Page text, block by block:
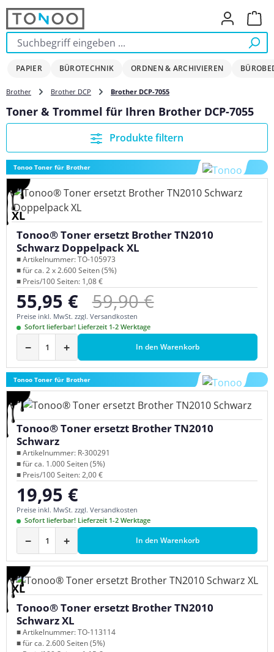
Zum Hauptinhalt springen
PAPIER BÜROTECHNIK ORDNEN & ARCHIVIEREN
Brother Brother DCP Brother DCP-7055
Toner & Trommel für Ihren Brother DCP-7055
Produkte filtern
Tonoo Toner für Brother
XL
Tonoo® Toner ersetzt Brother TN2010
Schwarz Doppelpack XL
■ Artikelnummer: TO-105973
■ für ca. 2 x 2.600 Seiten (5%)
■ Preis/100 Seiten: 1,08 €
Verkaufspreis:
55,95 € Regulärer Preis:
59,90 €
Preise inkl. MwSt. zzgl. Versandkosten
Sofort lieferbar! Lieferzeit 1-2 Werktage
− + In den Warenkorb
Tonoo Toner für Brother
Tonoo® Toner ersetzt Brother TN2010
Schwarz
■ Artikelnummer: R-300291
■ für ca. 1.000 Seiten (5%)
■ Preis/100 Seiten: 2,00 €
Regulärer Preis:
19,95 €
Preise inkl. MwSt. zzgl. Versandkosten
Sofort lieferbar! Lieferzeit 1-2 Werktage
− + In den Warenkorb
XL
Tonoo® Toner ersetzt Brother TN2010
Schwarz XL
■ Artikelnummer: TO-113114
■ für ca. 2.600 Seiten (5%)